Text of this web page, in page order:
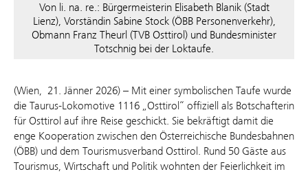
Von li. na. re.: Bürgermeisterin Elisabeth Blanik (Stadt
Lienz), Vorständin Sabine Stock (ÖBB Personenverkehr),
Obmann Franz Theurl (TVB Osttirol) und Bundesminister
Totschnig bei der Loktaufe.
(Wien, 21. Jänner 2026) – Mit einer symbolischen Taufe wurde
die Taurus-Lokomotive 1116 „Osttirol“ offiziell als Botschafterin
für Osttirol auf ihre Reise geschickt. Sie bekräftigt damit die
enge Kooperation zwischen den Österreichische Bundesbahnen
(ÖBB) und dem Tourismusverband Osttirol. Rund 50 Gäste aus
Tourismus, Wirtschaft und Politik wohnten der Feierlichkeit im